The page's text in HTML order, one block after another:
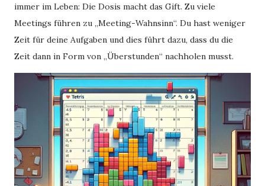
immer im Leben: Die Dosis macht das Gift. Zu viele
Meetings führen zu „Meeting-Wahnsinn“. Du hast weniger
Zeit für deine Aufgaben und dies führt dazu, dass du die
Zeit dann in Form von „Überstunden“ nachholen musst.